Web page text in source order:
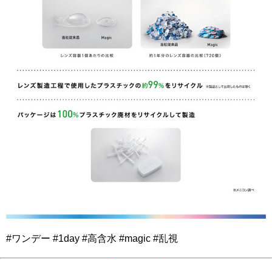
#ワンデー #1day #高含水 #magic #乱視